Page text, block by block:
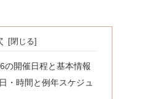
の開催日程と基本情報
・時間と例年スケジュ